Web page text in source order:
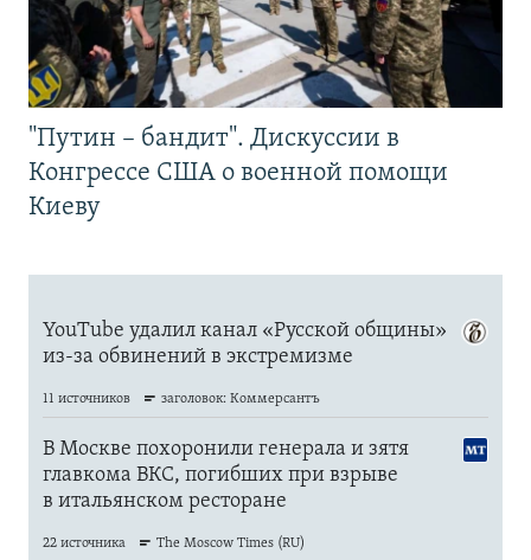
"Путин – бандит". Дискуссии в
Конгрессе США о военной помощи
Киеву